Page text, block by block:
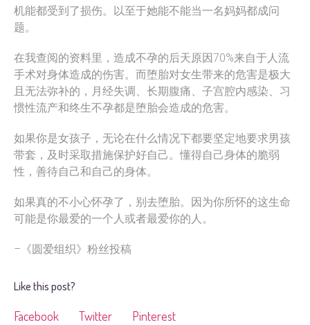
机能都受到了损伤。以至于她能不能当一名妈妈都成问
题。
在我查阅的资料里，造成不孕的后天原因70%来自于人流
手术对身体造成的伤害。而堕胎对女生带来的危害是极大
且无法弥补的，月经失调、长期腹痛、子宫腔内感染、习
惯性流产和终生不孕都是堕胎会造成的危害。
如果你是女孩子，无论在什么情况下都要坚定地要求男孩
带套，及时采取措施保护好自己。懂得自己身体的脆弱
性，善待自己和自己的身体。
如果真的不小心怀孕了，别去堕胎。因为你所怀的这生命
可能是你最爱的一个人或者最爱你的人。
–《圆爱组织》粉丝投稿
Like this post?
Facebook Twitter Pinterest